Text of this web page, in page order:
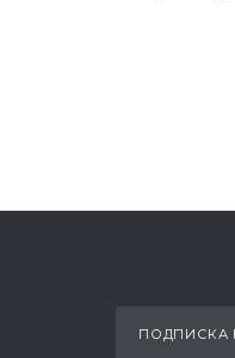
ПОДПИСКА